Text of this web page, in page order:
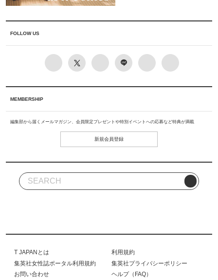
FOLLOW US
MEMBERSHIP
編集部から届くメールマガジン、会員限定プレゼントや特別イベントへの応募など特典が満載
新規会員登録
T JAPANとは
利用規約
集英社女性誌ポータル利用規約
集英社プライバシーポリシー
お問い合わせ
ヘルプ（FAQ）